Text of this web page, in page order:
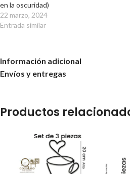
en la oscuridad)
22 marzo, 2024
Entrada similar
Información adicional
Envíos y entregas
Productos